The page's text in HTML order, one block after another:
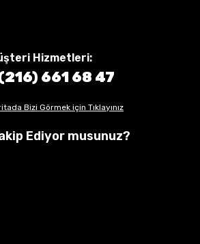
Hizmetleri:
661 68 47
Bizi Görmek için Tıklayınız
Ediyor musunuz?